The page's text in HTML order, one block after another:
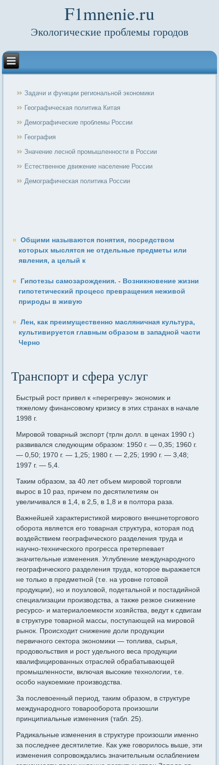
F1mnenie.ru
Экологические проблемы городов
Задачи и функции региональной экономики
Географическая политика Китая
Демографические проблемы России
География
Значение лесной промышленности в России
Естественное движение население России
Демографическая политика России
Общими называются понятия, посредством
которых мыслятся не отдельные предметы или
явления, а целый к
Гипотезы самозарождения. - Возникновение жизни
гипотетический процесс превращения неживой
природы в живую
Лен, как преимущественно масляничная культура,
культивируется главным образом в западной части
Черно
Транспорт и сфера услуг
Быстрый рост привел к «перегреву» экономик и
тяжелому фи­нансовому кризису в этих странах в начале
1998 г.
Мировой товарный экспорт (трлн долл. в ценах 1990 г.)
развивал­ся следующим образом: 1950 г. — 0,35; 1960 г.
— 0,50; 1970 г. — 1,25; 1980 г. — 2,25; 1990 г. — 3,48;
1997 г. — 5,4.
Таким образом, за 40 лет объем мировой торговли
вырос в 10 раз, причем по десятилетиям он
увеличивался в 1,4, в 2,5, в 1,8 и в полтора раза.
Важнейшей характеристикой мирового внешнеторгового
оборота является его товарная структура, которая под
воздействием географи­ческого разделения труда и
научно-технического прогресса претерпе­вает
значительные изменения. Углубление международного
географи­ческого разделения труда, которое выражается
не только в предмет­ной (т.е. на уровне готовой
продукции), но и поузловой, подетальной и постадийной
специализации производства, а также резкое сниже­ние
ресурсо- и материалоемкости хозяйства, ведут к сдвигам
в струк­туре товарной массы, поступающей на мировой
рынок. Происходит снижение доли продукции
первичного сектора экономики — топлива, сырья,
продовольствия и рост удельного веса продукции
квалифици­рованных отраслей обрабатывающей
промышленности, включая вы­сокие технологии, т.е.
особо наукоемкие производства.
За послевоенный период, таким образом, в структуре
международ­ного товарооборота произошли
принципиальные изменения (табл. 25).
Радикальные изменения в структуре произошли именно
за по­следнее десятилетие. Как уже говорилось выше, эти
изменения со­провождались значительным ослаблением